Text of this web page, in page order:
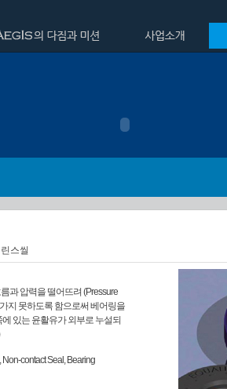
스씰
과 압력을 떨어뜨려 (Pressure
지 못하도록 함으로써 베어링을
있는 윤활유가 외부로 누설되
contact Seal, Bearing